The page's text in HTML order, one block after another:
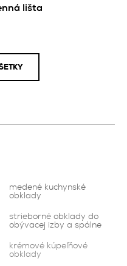
lišta
medené kuchynské
obklady
strieborné obklady do
obývacej izby a spálne
krémové kúpeľňové
obklady